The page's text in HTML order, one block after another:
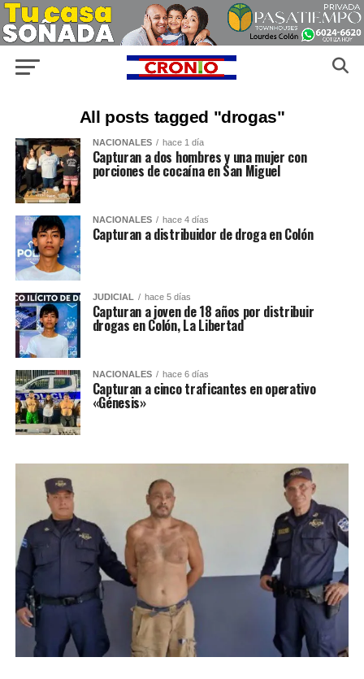
All posts tagged "drogas"
NACIONALES hace 1 día
Capturan a dos hombres y una mujer con
porciones de cocaína en San Miguel
NACIONALES hace 4 días
Capturan a distribuidor de droga en Colón
JUDICIAL hace 5 días
Capturan a joven de 18 años por distribuir
drogas en Colón, La Libertad
NACIONALES hace 6 días
Capturan a cinco traficantes en operativo
«Génesis»